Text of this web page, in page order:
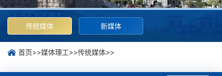
传统媒体 新媒体
首页>>媒体理工>>传统媒体>>